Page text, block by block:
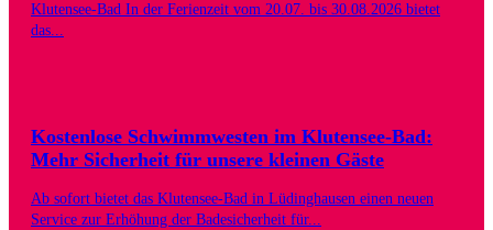
Klutensee-Bad In der Ferienzeit vom 20.07. bis 30.08.2026 bietet
das...
Kostenlose Schwimmwesten im Klutensee-Bad:
Mehr Sicherheit für unsere kleinen Gäste
Ab sofort bietet das Klutensee-Bad in Lüdinghausen einen neuen
Service zur Erhöhung der Badesicherheit für...